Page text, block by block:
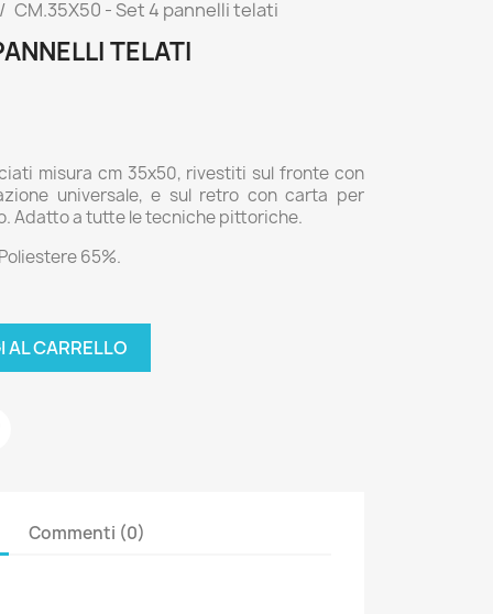
CM.35X50 - Set 4 pannelli telati
TELATI
misura cm 35x50, rivestiti sul fronte con
universale, e sul retro con carta per
Adatto a tutte le tecniche pittoriche.
65%.
AL CARRELLO
Commenti (0)